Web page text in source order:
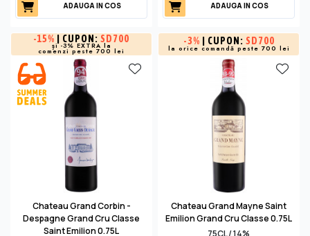
ADAUGA IN COS ADAUGA IN COS
-15% | CUPON: SD700
și -3% EXTRA la
comenzi peste 700 lei
Chateau Grand Corbin -
Despagne Grand Cru Classe
Saint Emilion 0.75L
-3% | CUPON: SD700
la orice comandă peste 700 lei
Chateau Grand Mayne Saint
Emilion Grand Cru Classe 0.75L
75CL / 14%